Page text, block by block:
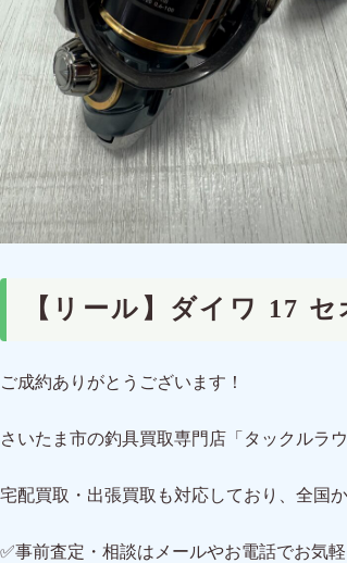
【リール】ダイワ 17
ご成約ありがとうございます！
さいたま市の釣具買取専門店「タックルラ
宅配買取・出張買取も対応しており、全国
✅事前査定・相談はメールやお電話でお気軽